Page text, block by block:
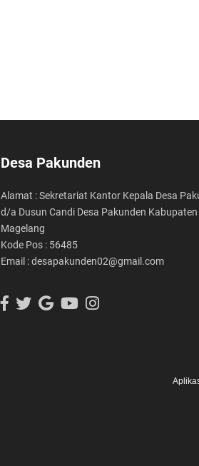
Desa Pakunden
Alamat : Sekretariat Kantor Kepala Desa
d/a Dusun Candi Desa Pakunden Kabupaten
Magelang
Kode Pos : 56485
Email : desapakunden02@gmail.com